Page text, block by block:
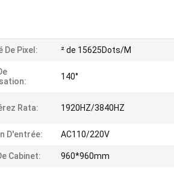
De Pixel: ² de 15625Dots/M
140°
Rata: 1920HZ/3840HZ
D'entrée: AC110/220V
Cabinet: 960*960mm